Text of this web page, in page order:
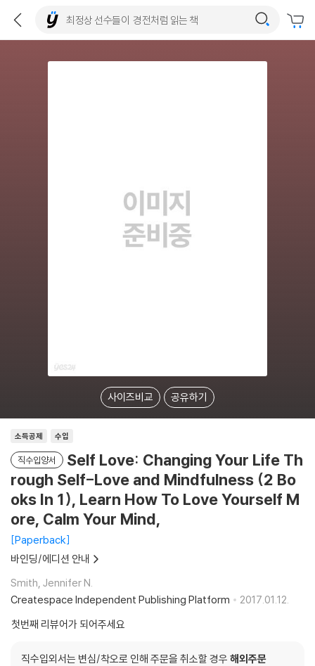
사이즈비교 공유하기
소득공제 수입
직수입양서
Self Love: Changing Your Life Th
rough Self-Love and Mindfulness (2 Bo
oks In 1), Learn How To Love Yourself M
ore, Calm Your Mind,
Paperback
바인딩/에디션 안내
Smith, Jennifer N.
Createspace Independent Publishing Platform
2017.01.12.
첫번째 리뷰어가 되어주세요
직수입외서는 변심/착오로 인해 주문을 취소할 경우 해외주문